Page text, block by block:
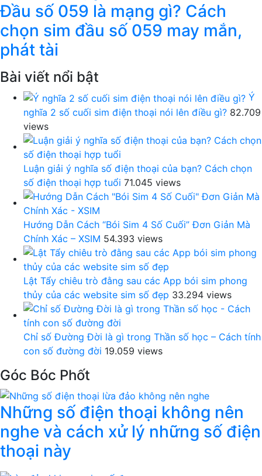
Đầu số 059 là mạng gì? Cách
chọn sim đầu số 059 may mắn,
phát tài
Bài viết nổi bật
Ý
nghĩa 2 số cuối sim điện thoại nói lên điều gì? 82.709
views
Luận giải ý nghĩa số điện thoại của bạn? Cách chọn
số điện thoại hợp tuổi 71.045 views
Hướng Dẫn Cách “Bói Sim 4 Số Cuối” Đơn Giản Mà
Chính Xác – XSIM 54.393 views
Lật Tẩy chiêu trò đằng sau các App bói sim phong
thủy của các website sim số đẹp 33.294 views
Chỉ số Đường Đời là gì trong Thần số học – Cách tính
con số đường đời 19.059 views
Góc Bóc Phốt
Những số điện thoại không nên
nghe và cách xử lý những số điện
thoại này